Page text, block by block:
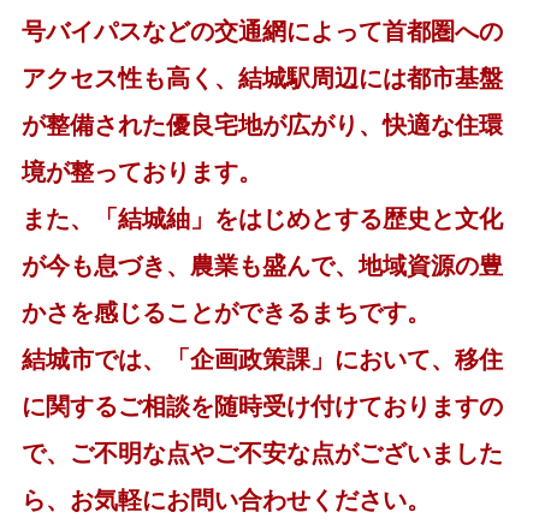
号バイパスなどの交通網によって首都圏への
アクセス性も高く、結城駅周辺には都市基盤
が整備された優良宅地が広がり、快適な住環
境が整っております。
また、「結城紬」をはじめとする歴史と文化
が今も息づき、農業も盛んで、地域資源の豊
かさを感じることができるまちです。
結城市では、「企画政策課」において、移住
に関するご相談を随時受け付けておりますの
で、ご不明な点やご不安な点がございました
ら、お気軽にお問い合わせください。